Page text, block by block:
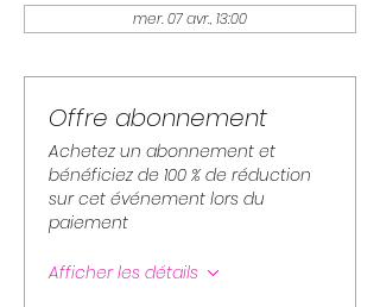
mer. 07 avr., 13:00
Offre abonnement
Achetez un abonnement et
bénéficiez de 100 % de réduction
sur cet événement lors du
paiement
Afficher les détails